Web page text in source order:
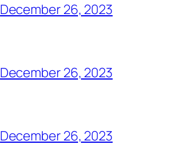
December 26, 2023
December 26, 2023
December 26, 2023